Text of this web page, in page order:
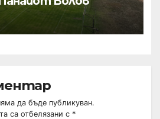
да бъде публикуван.
са отбелязани с *